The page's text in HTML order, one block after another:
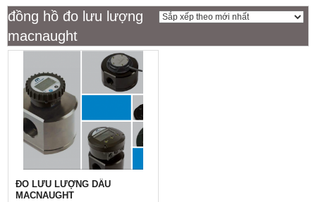
đo lưu lượng macnaught
đồng hồ đo lưu lượng
macnaught
ĐO LƯU LƯỢNG DẦU
MACNAUGHT